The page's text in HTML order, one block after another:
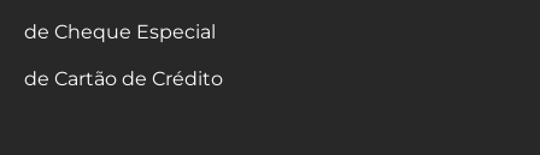
de Cheque Especial
de Cartão de Crédito